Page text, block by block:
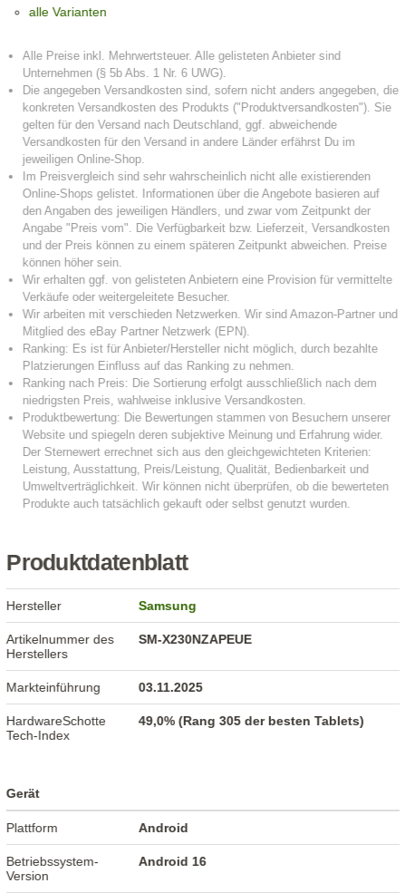
alle Varianten
Produktdatenblatt
Hersteller Samsung
Artikelnummer des
Herstellers
SM-X230NZAPEUE
Markteinführung 03.11.2025
HardwareSchotte
Tech-Index
49,0% (Rang 305 der besten Tablets)
Gerät
Plattform Android
Betriebssystem-
Version
Android 16